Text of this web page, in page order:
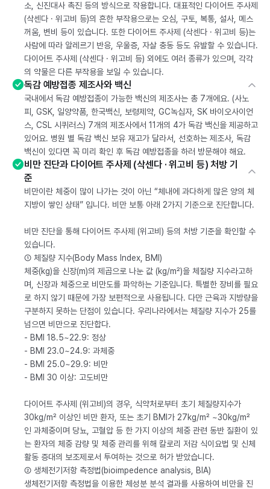
소, 신진대사 촉진 등의 방식으로 작용합니다. 대표적인 다이어트 주사제
(삭센다 · 위고비 등)의 흔한 부작용으로는 오심, 구토, 복통, 설사, 메스
꺼움, 변비 등이 있습니다. 또한 다이어트 주사제 (삭센다 · 위고비 등)는
사람에 따라 알레르기 반응, 우울증, 자살 충동 등도 유발할 수 있습니다.
다이어트 주사제 (삭센다 · 위고비 등) 외에도 여러 종류가 있으며, 각각
의 약물은 다른 부작용을 보일 수 있습니다.
독감 예방접종 제조사와 백신
국내에서 독감 예방접종이 가능한 백신의 제조사는 총 7개에요. (사노
피, GSK, 일양약품, 한국백신, 보령제약, GC녹십자, SK 바이오사이언
스, CSL 시퀴러스) 7개의 제조사에서 11개의 4가 독감 백신을 제공하고
있어요. 병원 별 독감 백신 보유 재고가 달라서, 선호하는 제조사, 독감
백신이 있다면 꼭 미리 확인 후 독감 예방접종을 하러 방문해야 해요.
비만 진단과 다이어트 주사제 (삭센다 · 위고비 등) 처방 기
준
비만이란 체중이 많이 나가는 것이 아닌 “체내에 과다하게 많은 양의 체
지방이 쌓인 상태” 입니다. 비만 보통 아래 2가지 기준으로 진단합니다.
비만 진단을 통해 다이어트 주사제 (위고비) 등의 처방 기준을 확인할 수
있습니다.
① 체질량 지수(Body Mass Index, BMI)
체중(kg)을 신장(m)의 제곱으로 나눈 값 (kg/m²)을 체질량 지수라고하
며, 신장과 체중으로 비만도를 파악하는 기준입니다. 특별한 장비를 필요
로 하지 않기 때문에 가장 보편적으로 사용됩니다. 다만 근육과 지방량을
구분하지 못하는 단점이 있습니다. 우리나라에서는 체질량 지수가 25를
넘으면 비만으로 진단합다.
- BMI 18.5~22.9: 정상
- BMI 23.0~24.9: 과체중
- BMI 25.0~29.9: 비만
- BMI 30 이상: 고도비만
다이어트 주사제 (위고비)의 경우, 식약처로부터 초기 체질량지수가
30kg/m² 이상인 비만 환자, 또는 초기 BMI가 27kg/m² ~30kg/m²
인 과체중이며 당뇨, 고혈압 등 한 가지 이상의 체중 관련 동반 질환이 있
는 환자의 체중 감량 및 체중 관리를 위해 칼로리 저감 식이요법 및 신체
활동 증대의 보조제로서 투여하는 것으로 허가 받았습니다.
② 생체전기저항 측정법(bioimpedence analysis, BIA)
생체전기저항 측정법을 이용한 체성분 분석 결과를 사용하여 비만을 진